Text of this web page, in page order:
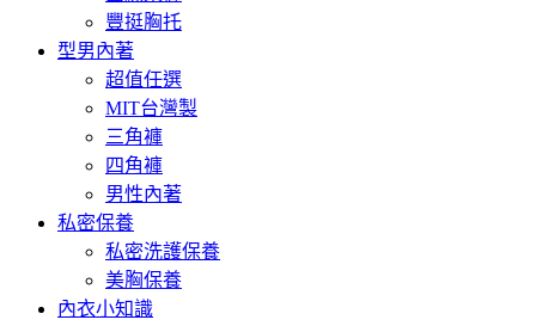
豐挺胸托
型男內著
超值任選
MIT台灣製
三角褲
四角褲
男性內著
私密保養
私密洗護保養
美胸保養
內衣小知識